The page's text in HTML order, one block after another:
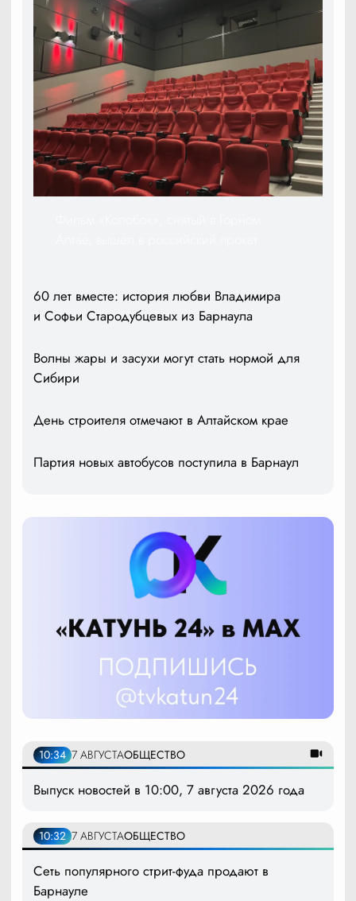
60 лет вместе: история любви Владимира
и Софьи Стародубцевых из Барнаула
Волны жары и засухи могут стать нормой для
Сибири
День строителя отмечают в Алтайском крае
Партия новых автобусов поступила в Барнаул
10:34 7 АВГУСТАОБЩЕСТВО
Выпуск новостей в 10:00, 7 августа 2026 года
10:32 7 АВГУСТАОБЩЕСТВО
Сеть популярного стрит-фуда продают в
Барнауле